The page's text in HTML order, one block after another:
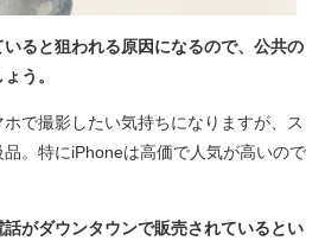
ると狙われる原因になるので、公共の
う。
で撮影したい気持ちになりますが、ス
。特にiPhoneは高価で人気が高いので
がダウンタウンで販売されているとい